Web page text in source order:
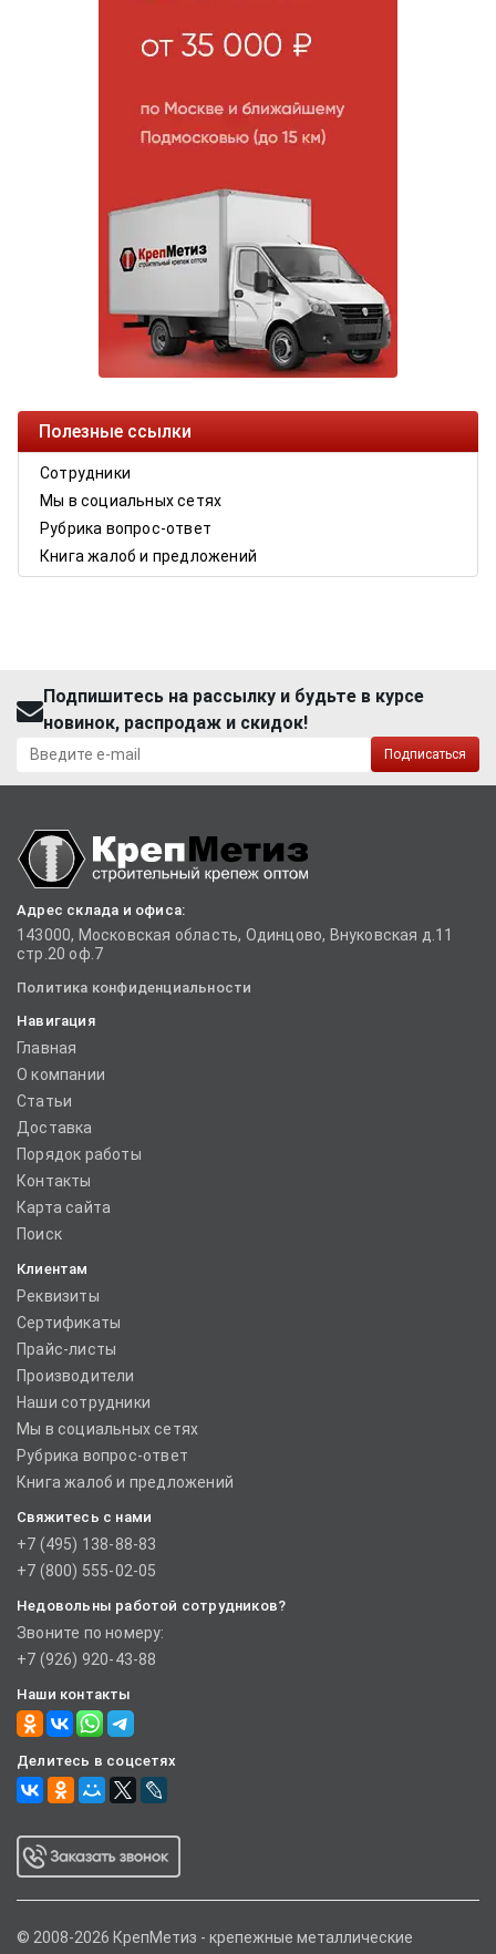
Полезные ссылки
Сотрудники
Мы в социальных сетях
Рубрика вопрос-ответ
Книга жалоб и предложений
Подпишитесь на рассылку и будьте в курсе
новинок, распродаж и скидок!
Подписаться
Адрес склада и офиса:
143000, Московская область, Одинцово, Внуковская д.11
стр.20 оф.7
Политика конфиденциальности
Навигация
Главная
О компании
Статьи
Доставка
Порядок работы
Контакты
Карта сайта
Поиск
Клиентам
Реквизиты
Сертификаты
Прайс-листы
Производители
Наши сотрудники
Мы в социальных сетях
Рубрика вопрос-ответ
Книга жалоб и предложений
Свяжитесь с нами
+7 (495) 138-88-83
+7 (800) 555-02-05
Недовольны работой сотрудников?
Звоните по номеру:
+7 (926) 920-43-88
Наши контакты
Делитесь в соцсетях
© 2008-2026 КрепМетиз - крепежные металлические